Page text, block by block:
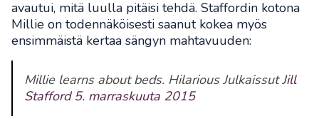
avautui, mitä luulla pitäisi tehdä. Staffordin kotona
Millie on todennäköisesti saanut kokea myös
ensimmäistä kertaa sängyn mahtavuuden:
Millie learns about beds. Hilarious JulkaissutJill
Stafford 5. marraskuuta 2015